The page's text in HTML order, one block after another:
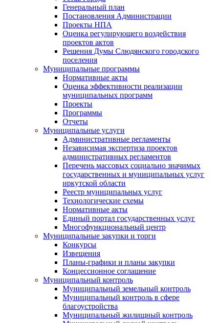
Генеральный план
Постановления Администрации
Проекты НПА
Оценка регулирующего воздействия
проектов актов
Решения Думы Слюдянского городского
поселения
Муниципальные программы
Нормативные акты
Оценка эффективности реализации
муниципальных программ
Проекты
Программы
Отчеты
Муниципальные услуги
Административные регламенты
Независимая экспертиза проектов
административных регламентов
Перечень массовых социально значимых
государственных и муниципальных услуг
иркутской области
Реестр муниципальных услуг
Технологические схемы
Нормативные акты
Единый портал государственных услуг
Многофункциональный центр
Муниципальные закупки и торги
Конкурсы
Извещения
Планы-графики и планы закупки
Концессионное соглашение
Муниципальный контроль
Муниципальный земельный контроль
Муниципальный контроль в сфере
благоустройства
Муниципальный жилищный контроль